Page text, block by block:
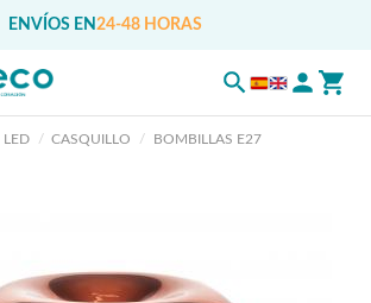
ENVÍOS EN 24-48 HORAS
LED CASQUILLO BOMBILLAS E27